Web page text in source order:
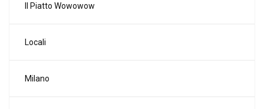
Il Piatto Wowowow
Locali
Milano